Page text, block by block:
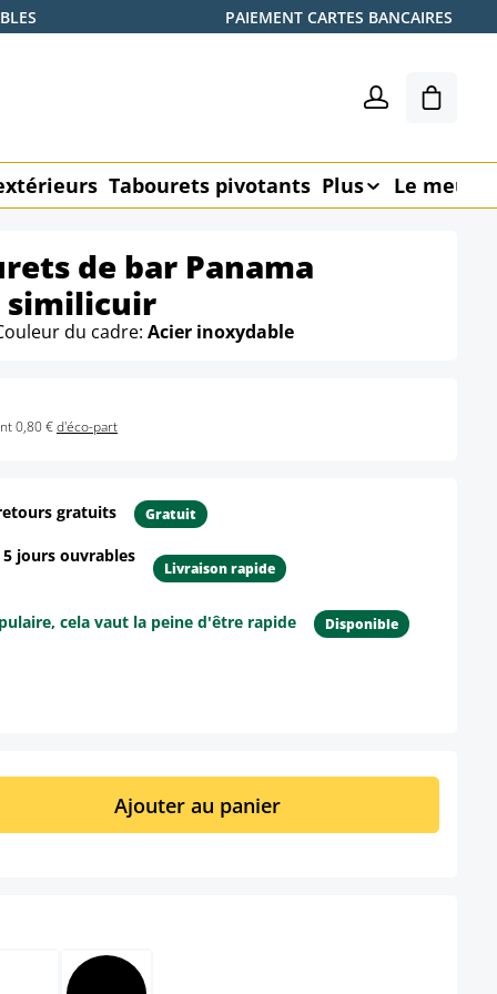
PAIEMENT CARTES BANCAIRES
Le
Tabourets pivotants Plus Le
de bar Panama
similicuir
du cadre: Acier inoxydable
0,80 €d'éco-part
gratuits Gratuit
jours ouvrables
Livraison rapide
cela vaut la peine d'être rapide Disponible
le produit
: Entrez la quantité souhaitée ou
Ajouter au panier